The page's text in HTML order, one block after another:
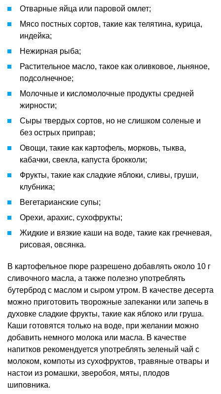
Отварные яйца или паровой омлет;
Мясо постных сортов, такие как телятина, курица,
индейка;
Нежирная рыба;
Растительное масло, такое как оливковое, льняное,
подсолнечное;
Молочные и кисломолочные продукты средней
жирности;
Сыры твердых сортов, но не слишком соленые и
без острых приправ;
Овощи, такие как картофель, морковь, тыква,
кабачки, свекла, капуста брокколи;
Фрукты, такие как сладкие яблоки, сливы, груши,
клубника;
Вегетарианские супы;
Орехи, арахис, сухофрукты;
Жидкие и вязкие каши на воде, такие как гречневая,
рисовая, овсянка.
В картофельное пюре разрешено добавлять около 10 г
сливочного масла, а также полезно употреблять
бутерброд с маслом и сыром утром. В качестве десерта
можно приготовить творожные запеканки или запечь в
духовке сладкие фрукты, такие как яблоко или груша.
Каши готовятся только на воде, при желании можно
добавить немного молока или масла. В качестве
напитков рекомендуется употреблять зеленый чай с
молоком, компоты из сухофруктов, травяные отвары и
настои из ромашки, зверобоя, мяты, плодов
шиповника.